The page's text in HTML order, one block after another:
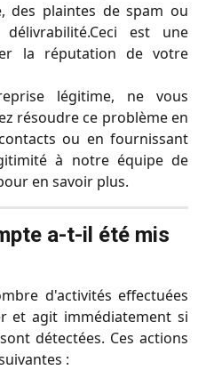
des plaintes de spam ou
est une
la réputation de votre
légitime, ne vous
résoudre ce problème en
ou en fournissant
à notre équipe de
en savoir plus.
a-t-il été mis
d'activités effectuées
et agit immédiatement si
détectées. Ces actions
: